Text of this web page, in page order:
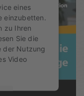
eines
einzubetten.
zu Ihren
Sie die
der Nutzung
Video